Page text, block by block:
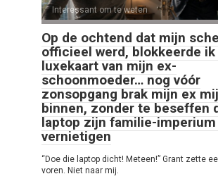
Interessant om te weten
Op de ochtend dat mijn
officieel werd, blokkeerde ik
luxekaart van mijn ex-
schoonmoeder… nog vóór
zonsopgang brak mijn ex
binnen, zonder te beseffen
laptop zijn familie-
vernietigen
“Doe die laptop dicht! Meteen!” Grant zette
voren. Niet naar mij.